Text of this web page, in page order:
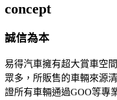
concept
誠信為本
易得汽車擁有超大賞車空
眾多，所販售的車輛來源
證所有車輛通過GOO等專